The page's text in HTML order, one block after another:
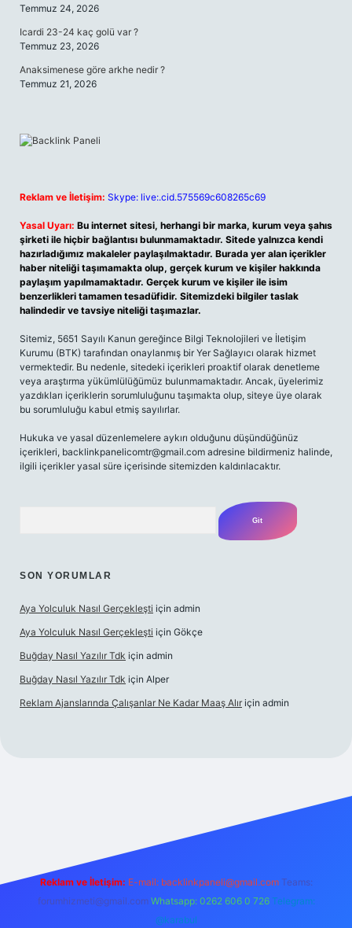
Temmuz 24, 2026
Icardi 23-24 kaç golü var ?
Temmuz 23, 2026
Anaksimenese göre arkhe nedir ?
Temmuz 21, 2026
Reklam ve İletişim: Skype: live:.cid.575569c608265c69
Yasal Uyarı: Bu internet sitesi, herhangi bir marka, kurum veya şahıs
şirketi ile hiçbir bağlantısı bulunmamaktadır. Sitede yalnızca kendi
hazırladığımız makaleler paylaşılmaktadır. Burada yer alan içerikler
haber niteliği taşımamakta olup, gerçek kurum ve kişiler hakkında
paylaşım yapılmamaktadır. Gerçek kurum ve kişiler ile isim
benzerlikleri tamamen tesadüfidir. Sitemizdeki bilgiler taslak
halindedir ve tavsiye niteliği taşımazlar.
Sitemiz, 5651 Sayılı Kanun gereğince Bilgi Teknolojileri ve İletişim
Kurumu (BTK) tarafından onaylanmış bir Yer Sağlayıcı olarak hizmet
vermektedir. Bu nedenle, sitedeki içerikleri proaktif olarak denetleme
veya araştırma yükümlülüğümüz bulunmamaktadır. Ancak, üyelerimiz
yazdıkları içeriklerin sorumluluğunu taşımakta olup, siteye üye olarak
bu sorumluluğu kabul etmiş sayılırlar.
Hukuka ve yasal düzenlemelere aykırı olduğunu düşündüğünüz
içerikleri, backlinkpanelicomtr@gmail.com adresine bildirmeniz halinde,
ilgili içerikler yasal süre içerisinde sitemizden kaldırılacaktır.
SON YORUMLAR
Aya Yolculuk Nasıl Gerçekleşti için admin
Aya Yolculuk Nasıl Gerçekleşti için Gökçe
Buğday Nasıl Yazılır Tdk için admin
Buğday Nasıl Yazılır Tdk için Alper
Reklam Ajanslarında Çalışanlar Ne Kadar Maaş Alır için admin
Reklam ve İletişim: E-mail: backlinkpaneli@gmail.com Teams:
forumhizmeti@gmail.com Whatsapp: 0262 606 0 726 Telegram:
@karabul